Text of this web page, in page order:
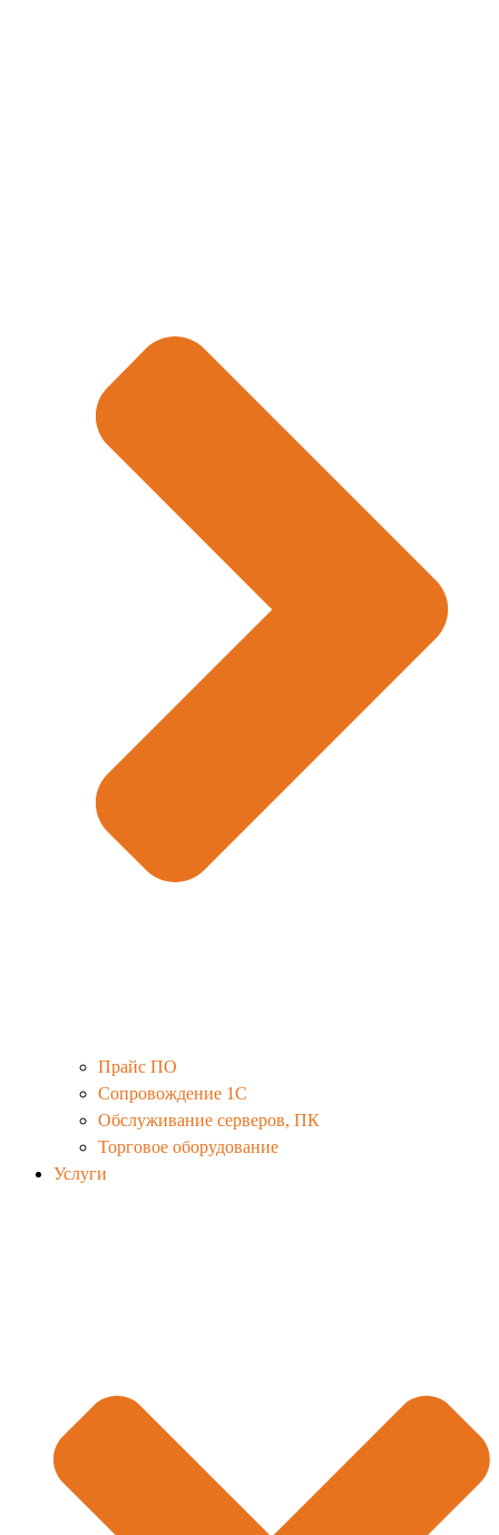
Прайс ПО
Сопровождение 1С
Обслуживание серверов, ПК
Торговое оборудование
Услуги